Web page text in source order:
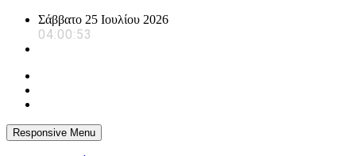
Skip
content
Σάββατο 25 Ιουλίου 2026
04:00:54
Responsive Menu